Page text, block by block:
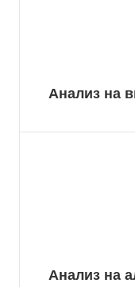
Анализ на
Анализ на